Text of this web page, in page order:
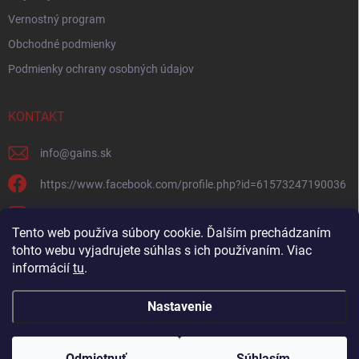
Tento web používa súbory cookie. Ďalším prechádzaním
tohto webu vyjadrujete súhlas s ich používaním. Viac
informácií tu.
Nastavenie
Vernostný program
Obchodné podmienky
Podmienky ochrany osobných údajov
KONTAKT
info@gains.sk
https://www.facebook.com/profile.php?id=61573247190036
Copyright 2026Gains.sk. Všetky práva vyhradené.Upraviť nastavenie